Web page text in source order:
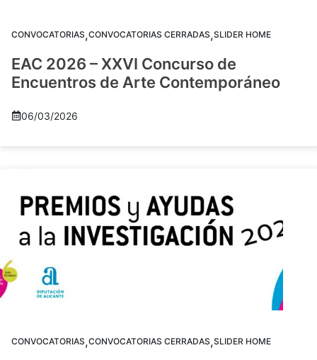
CONVOCATORIAS,CONVOCATORIAS CERRADAS,SLIDER HOME
EAC 2026 – XXVI Concurso de
Encuentros de Arte Contemporáneo
06/03/2026
CONVOCATORIAS,CONVOCATORIAS CERRADAS,SLIDER HOME